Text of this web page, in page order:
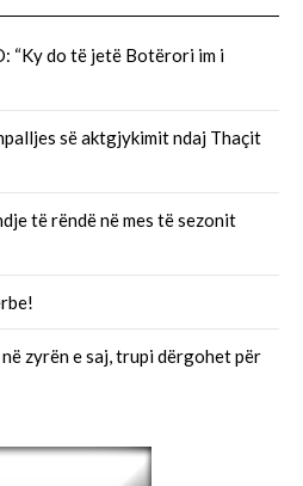
“Ky do të jetë Botërori im i
së aktgjykimit ndaj Thaçit
të rëndë në mes të sezonit
zyrën e saj, trupi dërgohet për